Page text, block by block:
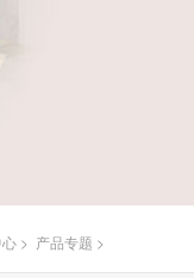
> 产品专题 >